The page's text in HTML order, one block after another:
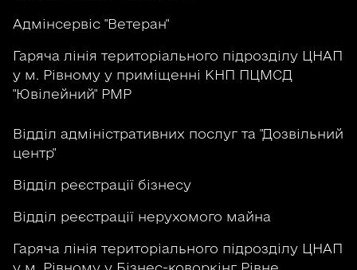
Адмінсервіс "Ветеран"
Гаряча лінія територіального підрозділу ЦНАП
у м. Рівному у приміщенні КНП ПЦМСД
"Ювілейний" РМР
Відділ адміністративних послуг та "Дозвільний
центр"
Відділ реєстрації бізнесу
Відділ реєстрації нерухомого майна
Гаряча лінія територіального підрозділу ЦНАП